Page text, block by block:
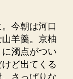
今朝は河口
山羊羹。京柚
濁点がつい
ど出てくる
さっぱりな